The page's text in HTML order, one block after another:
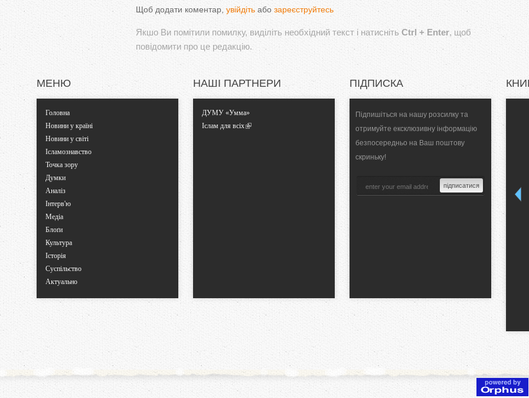
Щоб додати коментар, увійдіть або зареєструйтесь
Якшо Ви помітили помилку, виділіть необхідний текст і натисніть Ctrl + Enter, щоб
повідомити про це редакцію.
МЕНЮ
Головна
Новини у країні
Новини у світі
Ісламознавство
Точка зору
Думки
Аналіз
Інтерв'ю
Медіа
Блоґи
Культура
Історія
Суспільство
Актуально
НАШІ ПАРТНЕРИ
ДУМУ «Умма»
Іслам для всіх
ПІДПИСКА
Підпишіться на нашу розсилку та
отримуйте ексклюзивну інформацію
безпосередньо на Ваш поштову
скриньку!